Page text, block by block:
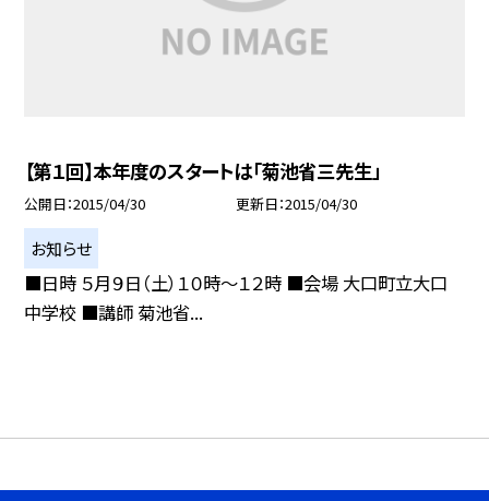
【第１回】本年度のスタートは「菊池省三先生」
公開日 2015/04/30 更新日 2015/04/30
お知らせ
■日時 ５月９日（土）１０時〜１２時 ■会場 大口町立大口
中学校 ■講師 菊池省...